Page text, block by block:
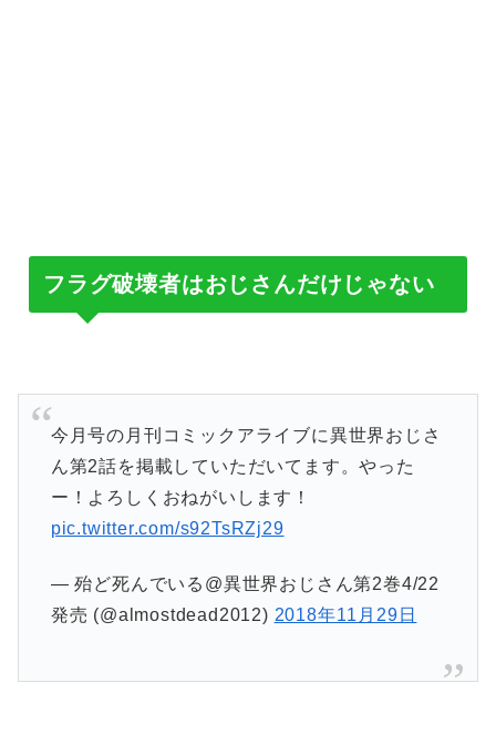
フラグ破壊者はおじさんだけじゃない
今月号の月刊コミックアライブに異世界おじさ
ん第2話を掲載していただいてます。やった
ー！よろしくおねがいします！
pic.twitter.com/s92TsRZj29
— 殆ど死んでいる@異世界おじさん第2巻4/22
発売 (@almostdead2012) 2018年11月29日